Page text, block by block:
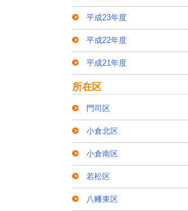
平成23年度
平成22年度
平成21年度
所在区
門司区
小倉北区
小倉南区
若松区
八幡東区